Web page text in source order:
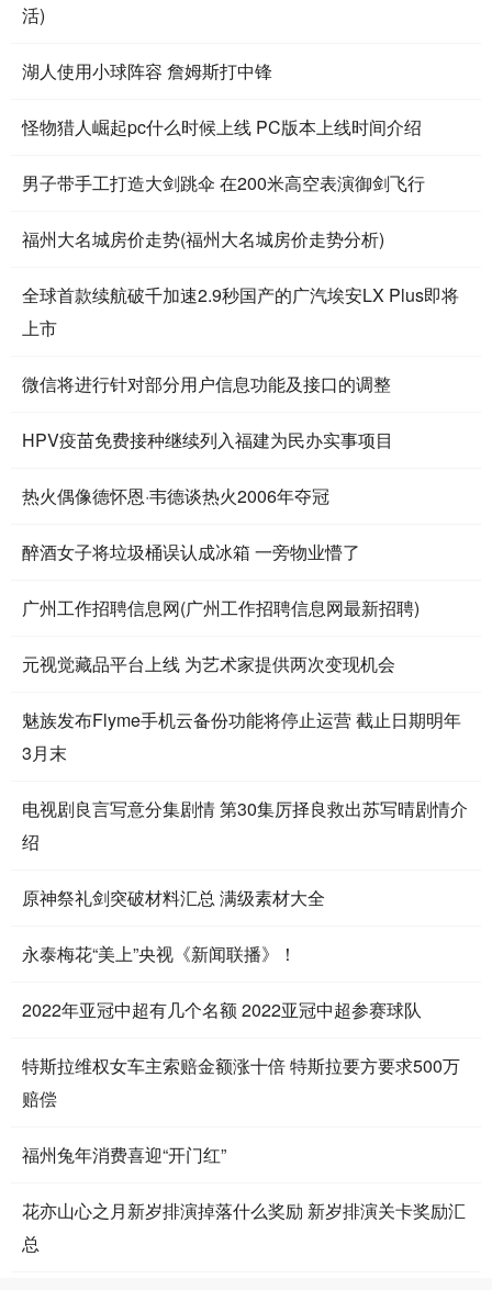
活)
湖人使用小球阵容 詹姆斯打中锋
怪物猎人崛起pc什么时候上线 PC版本上线时间介绍
男子带手工打造大剑跳伞 在200米高空表演御剑飞行
福州大名城房价走势(福州大名城房价走势分析)
全球首款续航破千加速2.9秒国产的广汽埃安LX Plus即将
上市
微信将进行针对部分用户信息功能及接口的调整
HPV疫苗免费接种继续列入福建为民办实事项目
热火偶像德怀恩·韦德谈热火2006年夺冠
醉酒女子将垃圾桶误认成冰箱 一旁物业懵了
广州工作招聘信息网(广州工作招聘信息网最新招聘)
元视觉藏品平台上线 为艺术家提供两次变现机会
魅族发布Flyme手机云备份功能将停止运营 截止日期明年
3月末
电视剧良言写意分集剧情 第30集厉择良救出苏写晴剧情介
绍
原神祭礼剑突破材料汇总 满级素材大全
永泰梅花“美上”央视《新闻联播》！
2022年亚冠中超有几个名额 2022亚冠中超参赛球队
特斯拉维权女车主索赔金额涨十倍 特斯拉要方要求500万
赔偿
福州兔年消费喜迎“开门红”
花亦山心之月新岁排演掉落什么奖励 新岁排演关卡奖励汇
总